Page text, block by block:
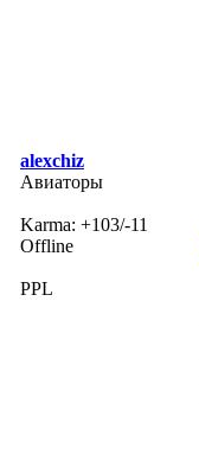
alexchiz
Авиаторы
Karma: +103/-11
Offline
PPL